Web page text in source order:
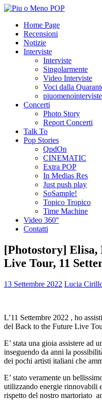
Home Page
Recensioni
Notizie
Interviste
Interviste
Singolarmente
Video Interviste
Voci dalla
piuomenointerviste
Concerti
Photo Story
Report Concerti
Talk To
Pop Stories
QpdOn
CINEMATIC
Extra POP
In Medias Res
Just push play
SoSample!
Topico Tropico
Time Machine
Video 360°
Contatti
[Photostory] Elisa,
Live Tour, 11
13 Settembre 2022 Lucia
L’11 Settembre 2022 , ho
del Back to the Future Live
E’ stata una gioia assistere ad
inseguendo da anni la
dei pochi artisti italiani che
E’ stato veramente un
utilizzando energie rinnovabili
rispetto del nostro martoriato